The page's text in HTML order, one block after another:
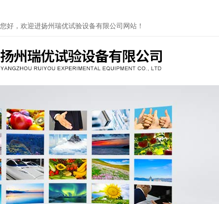
您好，欢迎进扬州瑞优试验设备有限公司网站！